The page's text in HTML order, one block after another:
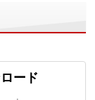
ード